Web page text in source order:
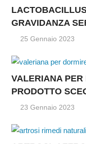
GRAVIDANZA
25 Gennaio 2023
VALERIANA
PRODOTTO
23 Gennaio 2023